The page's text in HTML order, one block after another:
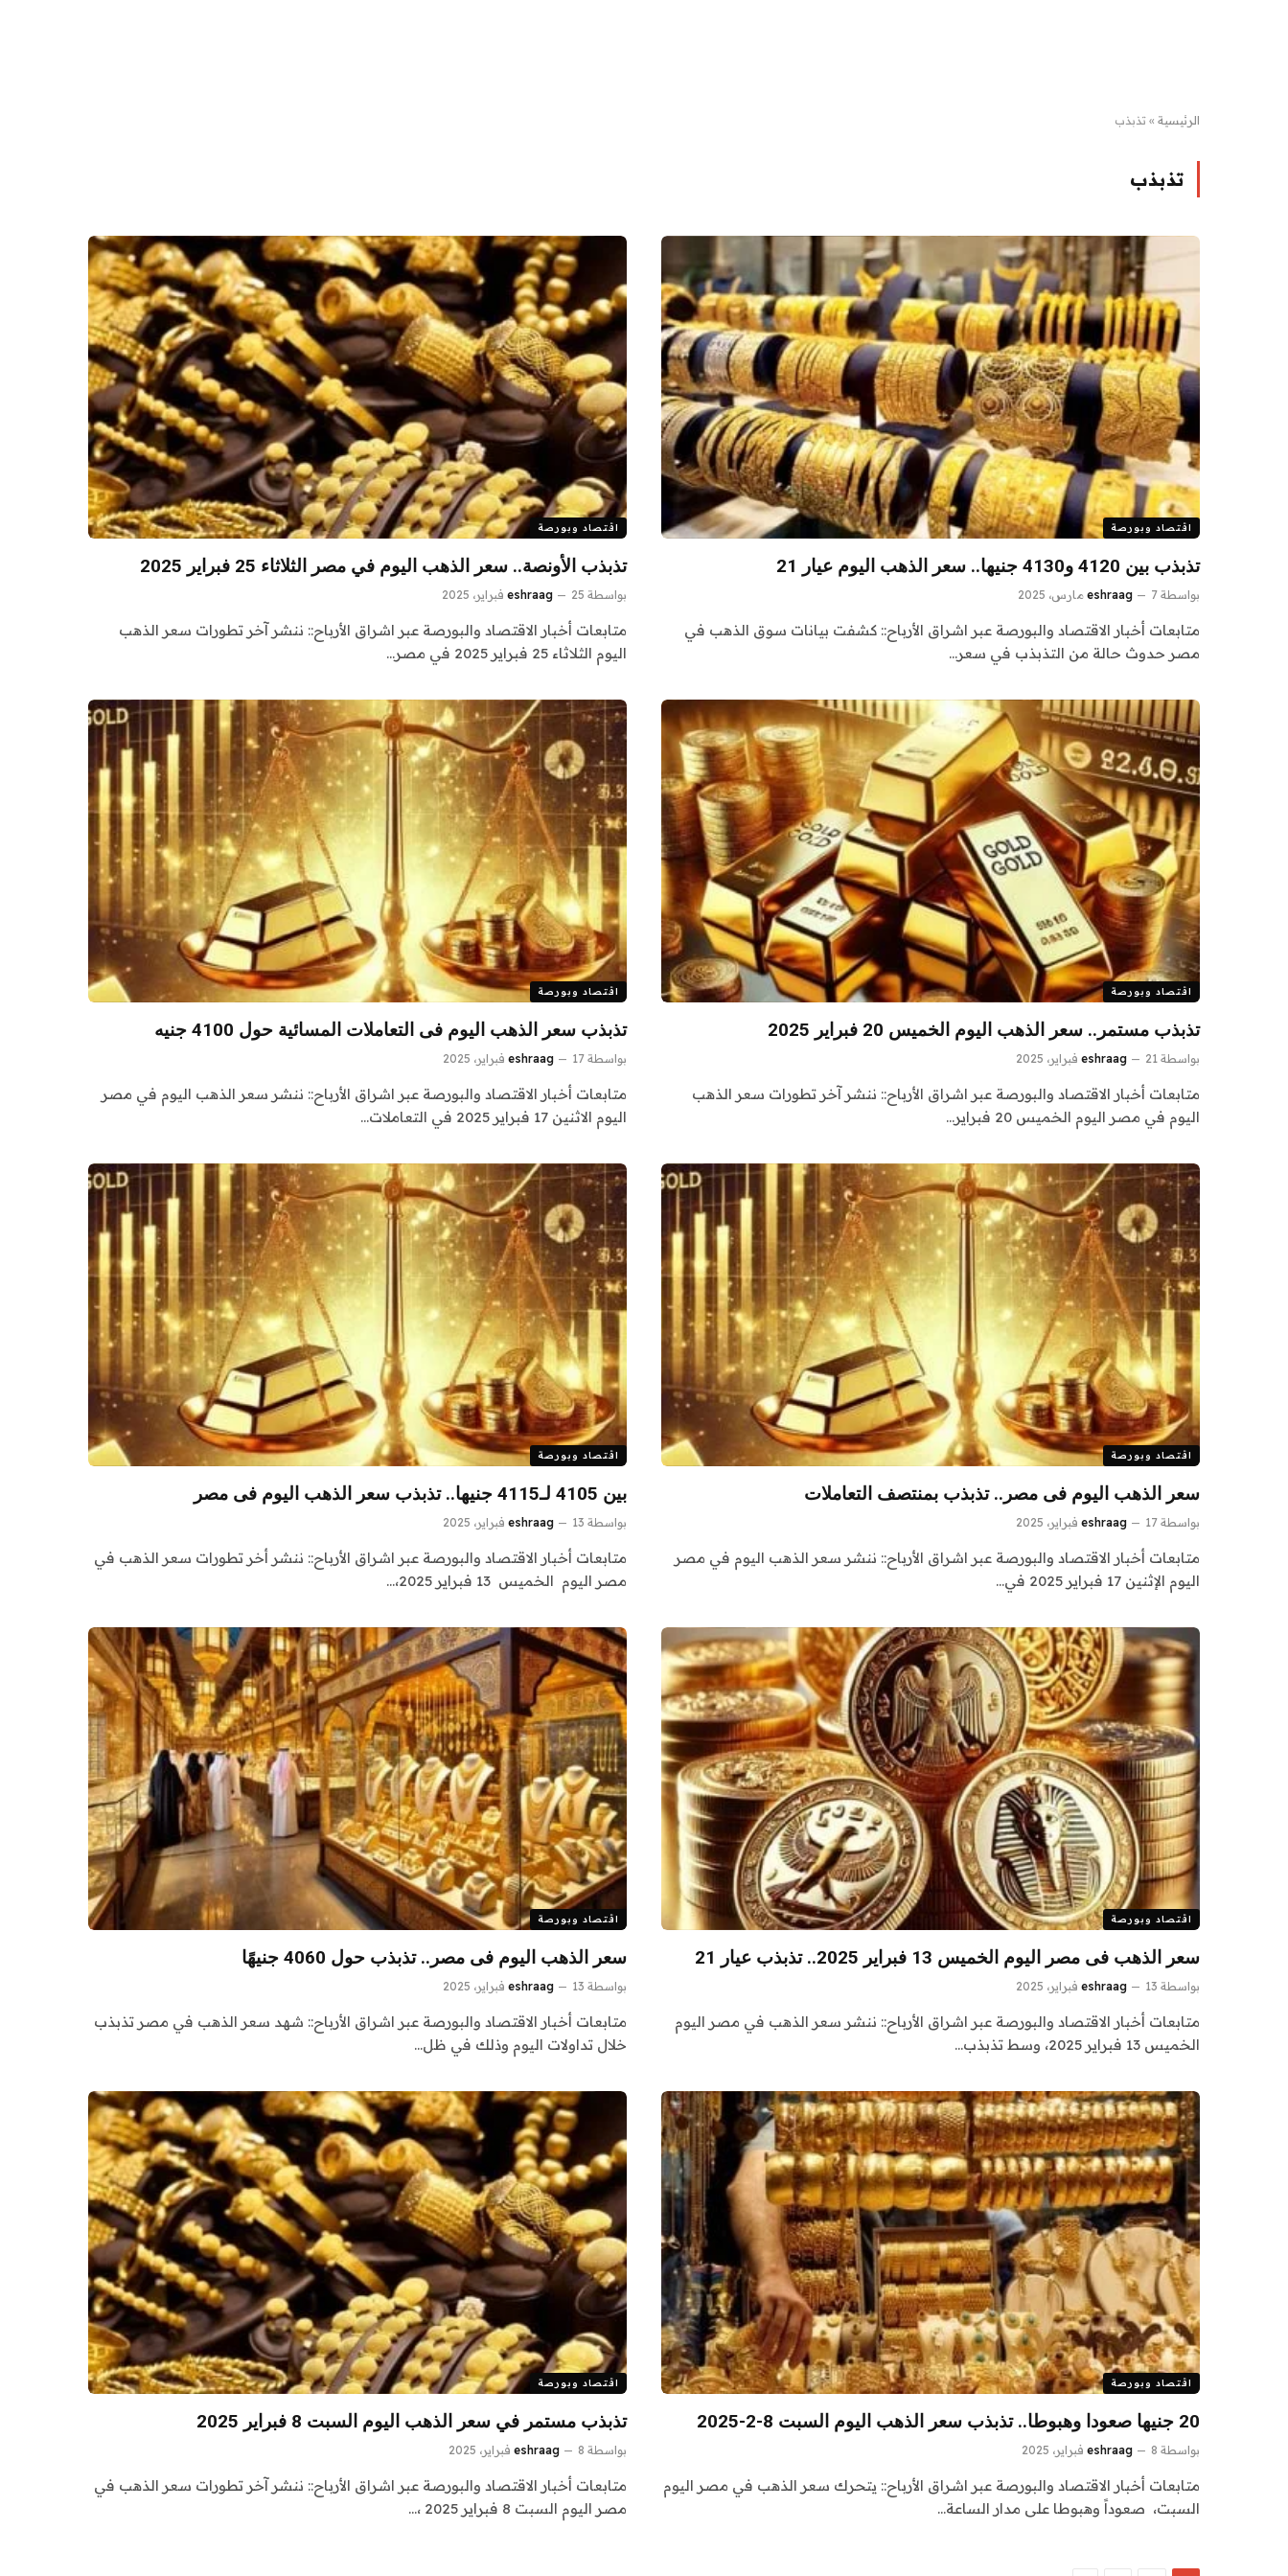
الرئيسية » تذبذب
تذبذب
اقتصاد وبورصة
تذبذب بين 4120 و4130 جنيها.. سعر الذهب اليوم عيار 21
بواسطة eshraag 7 مارس، 2025
متابعات أخبار الاقتصاد والبورصة عبر اشراق الأرباح:: كشفت بيانات سوق الذهب في
مصر حدوث حالة من التذبذب في سعر…
اقتصاد وبورصة
تذبذب الأونصة.. سعر الذهب اليوم في مصر الثلاثاء 25 فبراير 2025
بواسطة eshraag 25 فبراير، 2025
متابعات أخبار الاقتصاد والبورصة عبر اشراق الأرباح:: ننشر آخر تطورات سعر الذهب
اليوم الثلاثاء 25 فبراير 2025 في مصر…
اقتصاد وبورصة
تذبذب مستمر.. سعر الذهب اليوم الخميس 20 فبراير 2025
بواسطة eshraag 21 فبراير، 2025
متابعات أخبار الاقتصاد والبورصة عبر اشراق الأرباح:: ننشر آخر تطورات سعر الذهب
اليوم في مصر اليوم الخميس 20 فبراير…
اقتصاد وبورصة
تذبذب سعر الذهب اليوم فى التعاملات المسائية حول 4100 جنيه
بواسطة eshraag 17 فبراير، 2025
متابعات أخبار الاقتصاد والبورصة عبر اشراق الأرباح:: ننشر سعر الذهب اليوم في مصر
اليوم الاثنين 17 فبراير 2025 في التعاملات…
اقتصاد وبورصة
سعر الذهب اليوم فى مصر.. تذبذب بمنتصف التعاملات
بواسطة eshraag 17 فبراير، 2025
متابعات أخبار الاقتصاد والبورصة عبر اشراق الأرباح:: ننشر سعر الذهب اليوم في مصر
اليوم الإثنين 17 فبراير 2025 في…
اقتصاد وبورصة
بين 4105 لـ4115 جنيها.. تذبذب سعر الذهب اليوم فى مصر
بواسطة eshraag 13 فبراير، 2025
متابعات أخبار الاقتصاد والبورصة عبر اشراق الأرباح:: ننشر أخر تطورات سعر الذهب في
مصر اليوم الخميس 13 فبراير 2025،…
اقتصاد وبورصة
سعر الذهب فى مصر اليوم الخميس 13 فبراير 2025.. تذبذب عيار 21
بواسطة eshraag 13 فبراير، 2025
متابعات أخبار الاقتصاد والبورصة عبر اشراق الأرباح:: ننشر سعر الذهب في مصر اليوم
الخميس 13 فبراير 2025، وسط تذبذب…
اقتصاد وبورصة
سعر الذهب اليوم فى مصر.. تذبذب حول 4060 جنيهًا
بواسطة eshraag 13 فبراير، 2025
متابعات أخبار الاقتصاد والبورصة عبر اشراق الأرباح:: شهد سعر الذهب في مصر تذبذب
خلال تداولات اليوم وذلك في ظل…
اقتصاد وبورصة
20 جنيها صعودا وهبوطا.. تذبذب سعر الذهب اليوم السبت 8-2-2025
بواسطة eshraag 8 فبراير، 2025
متابعات أخبار الاقتصاد والبورصة عبر اشراق الأرباح:: يتحرك سعر الذهب في مصر اليوم
السبت، صعوداً وهبوطا على مدار الساعة…
اقتصاد وبورصة
تذبذب مستمر في سعر الذهب اليوم السبت 8 فبراير 2025
بواسطة eshraag 8 فبراير، 2025
متابعات أخبار الاقتصاد والبورصة عبر اشراق الأرباح:: ننشر آخر تطورات سعر الذهب في
مصر اليوم السبت 8 فبراير 2025 ،…